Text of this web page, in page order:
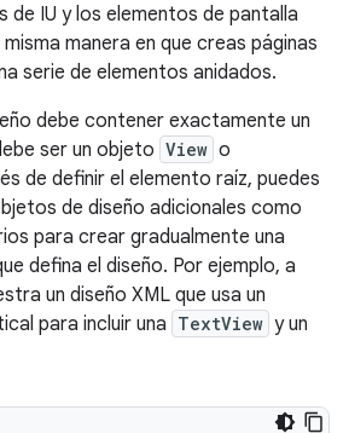
de IU y los elementos de pantalla
manera en que creas páginas
serie de elementos anidados.
debe contener exactamente un
ser un objeto View o
de definir el elemento raíz, puedes
de diseño adicionales como
para crear gradualmente una
defina el diseño. Por ejemplo, a
un diseño XML que usa un
para incluir una TextView y un